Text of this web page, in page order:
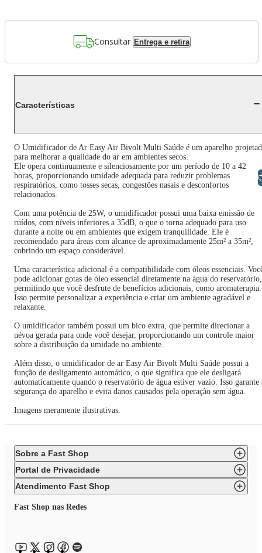
Consultar Entrega e retira
Características
O Umidificador de Ar Easy Air Bivolt Multi Saúde é um aparelho
para melhorar a qualidade do ar em ambientes secos.
Ele opera continuamente e silenciosamente por um período de 10 a 42
horas, proporcionando umidade adequada para reduzir problemas
respiratórios, como tosses secas, congestões nasais e desconfortos
relacionados.
Com uma potência de 25W, o umidificador possui uma baixa emissão de
ruídos, com níveis inferiores a 35dB, o que o torna adequado para uso
durante a noite ou em ambientes que exigem tranquilidade. Ele é
recomendado para áreas com alcance de aproximadamente 25m² a 35m²,
cobrindo um espaço considerável.
Uma característica adicional é a compatibilidade com óleos essenciais.
pode adicionar gotas de óleo essencial diretamente na água do reservatório,
permitindo que você desfrute de benefícios adicionais, como aromaterapia.
Isso permite personalizar a experiência e criar um ambiente agradável e
relaxante.
O umidificador também possui um bico extra, que permite direcionar a
névoa gerada para onde você desejar, proporcionando um controle maior
sobre a distribuição da umidade no ambiente.
Além disso, o umidificador de ar Easy Air Bivolt Multi Saúde possui a
função de desligamento automático, o que significa que ele desligará
automaticamente quando o reservatório de água estiver vazio. Isso garante
segurança do aparelho e evita danos causados pela operação sem água.
Imagens meramente ilustrativas.
Sobre a Fast Shop
Portal de Privacidade
Atendimento Fast Shop
Fast Shop nas Redes
Libras